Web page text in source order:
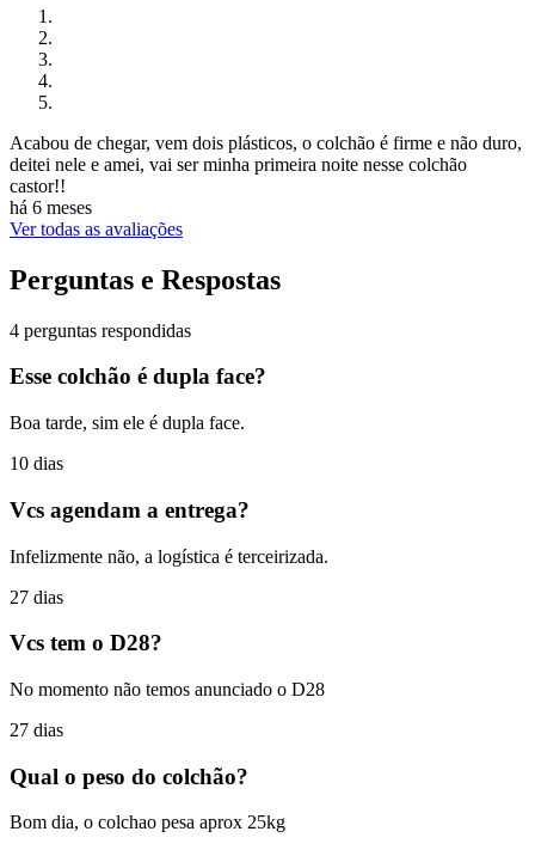
Acabou de chegar, vem dois plásticos, o colchão é firme e não duro,
deitei nele e amei, vai ser minha primeira noite nesse colchão
castor!!
há 6 meses
Ver todas as avaliações
Perguntas e Respostas
4 perguntas respondidas
Esse colchão é dupla face?
Boa tarde, sim ele é dupla face.
10 dias
Vcs agendam a entrega?
Infelizmente não, a logística é terceirizada.
27 dias
Vcs tem o D28?
No momento não temos anunciado o D28
27 dias
Qual o peso do colchão?
Bom dia, o colchao pesa aprox 25kg